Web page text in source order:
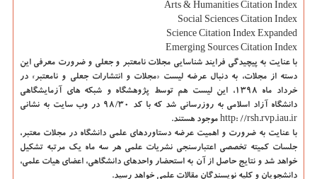
Arts & Humanities Citation Index
Social Sciences Citation Index
Science Citation Index Expanded
Emerging Sources Citation Index
با عنایت به پیچیدگی فرایند شناسایی مجلات نامعتبر و جعلی و ضرورت معرفی این
دسته از مجلات، به دنبال عرضه لیست «مجلات و انتشارات جعلی و نامعتبر» در
خرداد ماه ۱۳۹۸، این لیست هم توسط پژوهشگاه و شبكه های آزمایشگاهی
دانشگاه آزاد اسلامی به روزرسانی شد كه با كد ۹۸/۳۰ در وب سایت به نشانی
http: //rsh.rvp.iau.ir موجود هستند.
با عنایت به ضرورت و اهمیت عرضه دستاوردهای علمی دانشگاه در مجلات معتبر،
جلسات كمیته تخصصی اعتبارسنجی نشریات علمی هر سه ماه یك مرتبه تشكیل
خواهد شد و نتایج حاصل از آن به استحضار واحدهای دانشگاهی، اعضای هیات علمی،
دانشجویان و كلیه نویسندگان مقالات علمی خواهد رسید.